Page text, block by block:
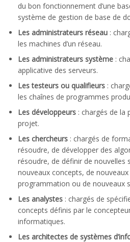
du bon fonctionnement d’une
système de gestion de base de
Les administrateurs réseau :
les machines d’un réseau.
Les administrateurs système :
applicative des serveurs.
Les testeurs ou qualifieurs :
les chaînes de programmes
Les développeurs : chargés de la
projet.
Les chercheurs : chargés de
résoudre, de développer des
résoudre, de définir de nouvelles
nouveaux concepts, de
programmation ou de nouveaux
Les analystes : chargés de
concepts définis par le
informatiques.
Les architectes de systèmes